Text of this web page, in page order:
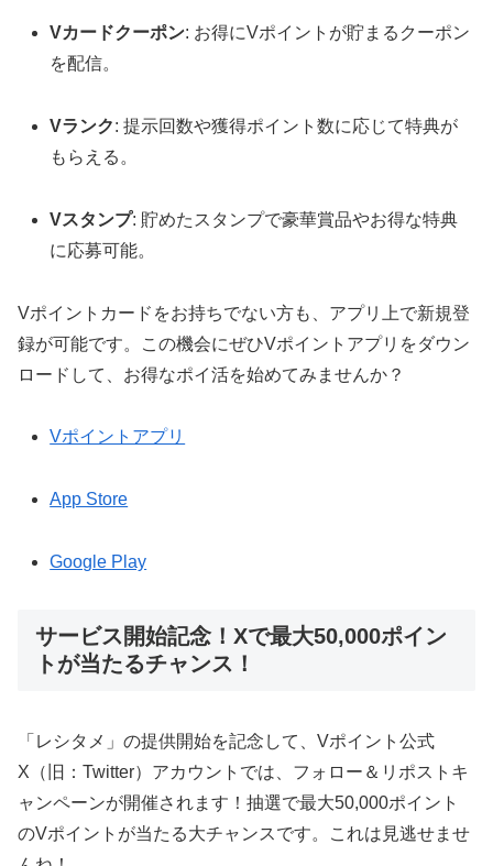
Vカードクーポン: お得にVポイントが貯まるクーポン
を配信。
Vランク: 提示回数や獲得ポイント数に応じて特典が
もらえる。
Vスタンプ: 貯めたスタンプで豪華賞品やお得な特典
に応募可能。
Vポイントカードをお持ちでない方も、アプリ上で新規登
録が可能です。この機会にぜひVポイントアプリをダウン
ロードして、お得なポイ活を始めてみませんか？
Vポイントアプリ
App Store
Google Play
サービス開始記念！Xで最大50,000ポイン
トが当たるチャンス！
「レシタメ」の提供開始を記念して、Vポイント公式
X（旧：Twitter）アカウントでは、フォロー＆リポストキ
ャンペーンが開催されます！抽選で最大50,000ポイント
のVポイントが当たる大チャンスです。これは見逃せませ